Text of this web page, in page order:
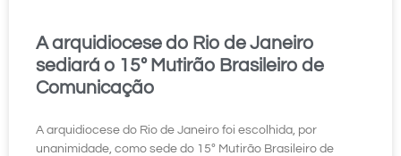
A arquidiocese do Rio de Janeiro
sediará o 15º Mutirão Brasileiro de
Comunicação
A arquidiocese do Rio de Janeiro foi escolhida, por
unanimidade, como sede do 15º Mutirão Brasileiro de